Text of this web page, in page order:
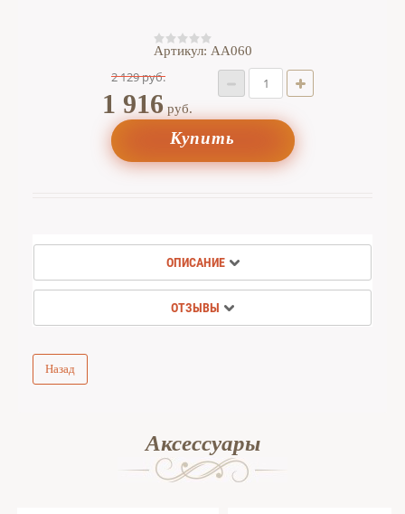
Артикул: AA060
2 129руб.
1 916 руб.
Купить
ОПИСАНИЕ
ОТЗЫВЫ
Назад
Аксессуары